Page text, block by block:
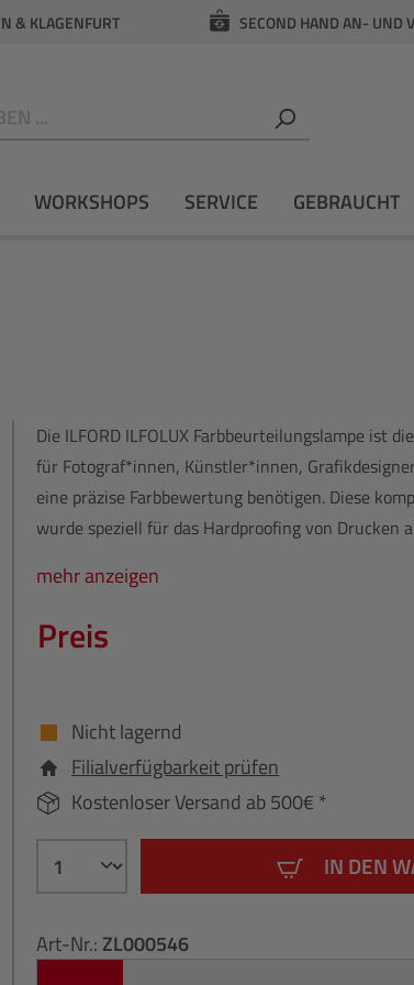
& KLAGENFURT SECOND HAND AN- UND
WORKSHOPS SERVICE GEBRAUCHT
Die ILFORD ILFOLUX Farbbeurteilungslampe ist
für Fotograf*innen, Künstler*innen,
eine präzise Farbbewertung benötigen. Diese
wurde speziell für das Hardproofing von Drucken
mehr anzeigen
Preis
Nicht lagernd
Filialverfügbarkeit prüfen
Kostenloser Versand ab 500€ *
IN DEN
Art-Nr.: ZL000546